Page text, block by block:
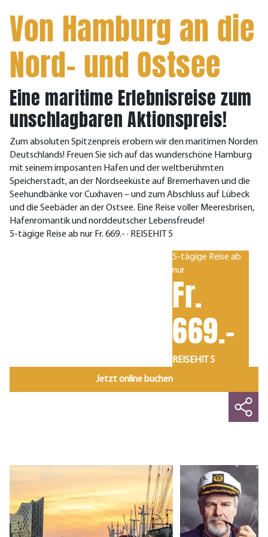
Von Hamburg an die
Nord- und Ostsee
Eine maritime Erlebnisreise zum
unschlagbaren Aktionspreis!
Zum absoluten Spitzenpreis erobern wir den maritimen Norden
Deutschlands! Freuen Sie sich auf das wunderschöne Hamburg
mit seinem imposanten Hafen und der weltberühmten
Speicherstadt, an der Nordseeküste auf Bremerhaven und die
Seehundbänke vor Cuxhaven – und zum Abschluss auf Lübeck
und die Seebäder an der Ostsee. Eine Reise voller Meeresbrisen,
Hafenromantik und norddeutscher Lebensfreude!
5-tägige Reise ab nur Fr. 669.- · REISEHIT 5
5-tägige Reise ab
nur
Fr.
669.-
REISEHIT 5
Jetzt online buchen